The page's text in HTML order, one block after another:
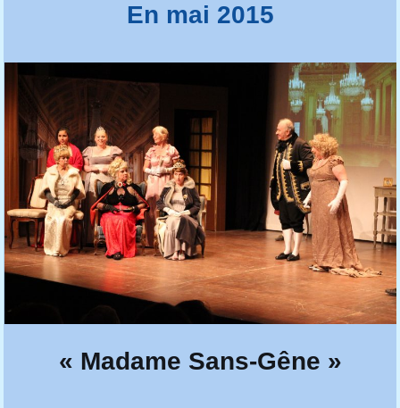
En mai 2015
« Madame Sans-Gêne »